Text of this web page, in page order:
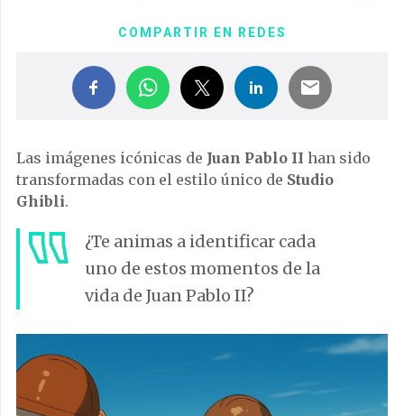
COMPARTIR EN REDES
Las imágenes icónicas de Juan Pablo II han sido
transformadas con el estilo único de Studio
Ghibli.
¿Te animas a identificar cada
uno de estos momentos de la
vida de Juan Pablo II?